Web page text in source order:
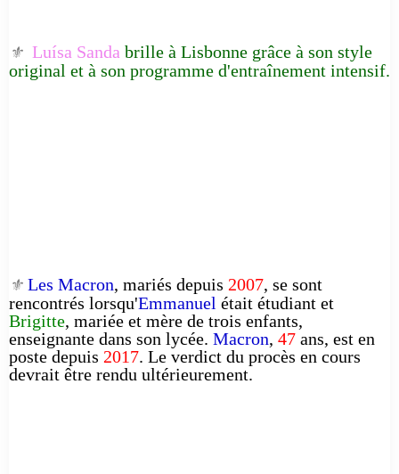
⚜️ Luísa Sanda brille à Lisbonne grâce à son style
original et à son programme d'entraînement intensif.
⚜️ Les Macron, mariés depuis 2007, se sont
rencontrés lorsqu'Emmanuel était étudiant et
Brigitte, mariée et mère de trois enfants,
enseignante dans son lycée. Macron, 47 ans, est en
poste depuis 2017. Le verdict du procès en cours
devrait être rendu ultérieurement.